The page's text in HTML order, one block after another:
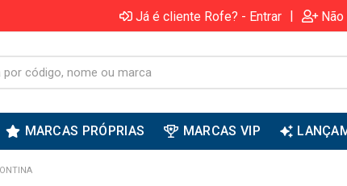
Já é cliente Rofe? - Entrar |
MARCAS PRÓPRIAS MARCAS VIP